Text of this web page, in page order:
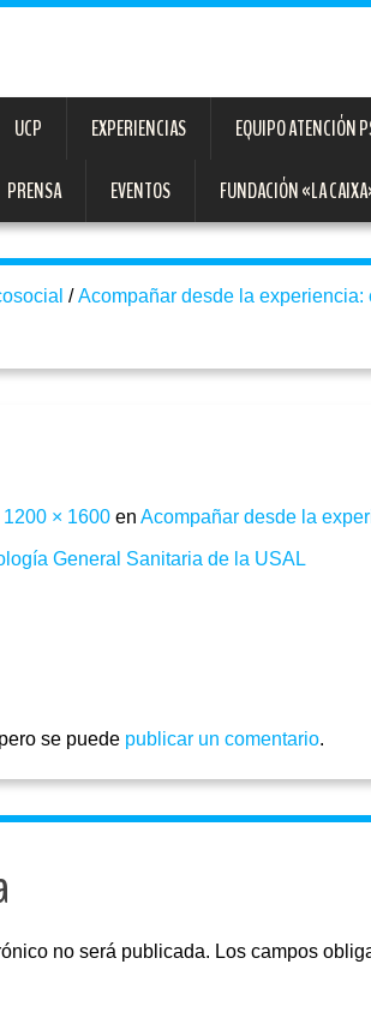
UCP EXPERIENCIAS EQUIPO ATENCIÓN
PRENSA EVENTOS FUNDACIÓN «LA
/ Acompañar desde la
1200 × 1600 en Acompañar desde la
General Sanitaria de la USAL
se puede publicar un comentario.
no será publicada. Los campos